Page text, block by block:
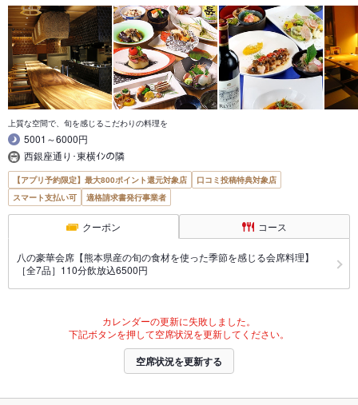
上質な空間で、旬を感じるこだわりの料理を
5001～6000円
西銀座通り･東横ｲﾝの隣
【アプリ予約限定】最大800ポイント還元対象店
口コミ投稿特典対象店
スマート支払い可
適格請求書発行事業者
クーポン コース
八の豪華会席【熊本県産の旬の食材を使った季節を感じる会席料理】
［全7品］110分飲放込6500円
カレンダーの更新に失敗しました。
下記ボタンを押して空席状況を更新してください。
空席状況を更新する